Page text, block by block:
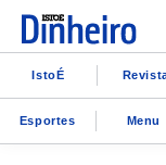
IstoÉ
Esportes Menu